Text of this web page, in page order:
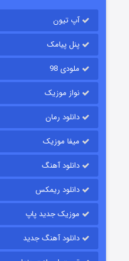
قسمت
آپ تیون
پنل پیامک
ملودی 98
نواز موزیک
دانلود رمان
میفا موزیک
دانلود آهنگ
دانلود ریمکس
موزیک جدید پاپ
دانلود آهنگ جدید